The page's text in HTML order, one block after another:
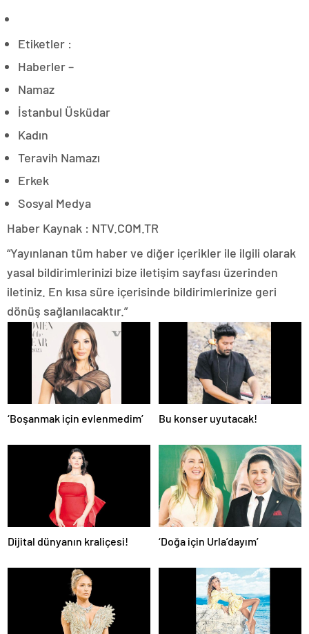
Etiketler :
Haberler –
Namaz
İstanbul Üsküdar
Kadın
Teravih Namazı
Erkek
Sosyal Medya
Haber Kaynak : NTV.COM.TR
“Yayınlanan tüm haber ve diğer içerikler ile ilgili olarak
yasal bildirimlerinizi bize iletişim sayfası üzerinden
iletiniz. En kısa süre içerisinde bildirimlerinize geri
dönüş sağlanılacaktır.”
‘Boşanmak için evlenmedim’ Bu konser uyutacak!
Dijital dünyanın kraliçesi! ‘Doğa için Urla’dayım’